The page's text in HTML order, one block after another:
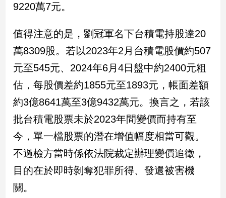
星
流
行/
時
尚
追
生
活
建
築/
室
9220萬7元。
值得注意的是，劉冠軍名下台積電持股達20
萬8309股。若以2023年2月台積電股價約507
元至545元、2024年6月4日盤中約2400元粗
估，每股價差約1855元至1893元，帳面差額
約3億8641萬至3億9432萬元。換言之，若該
批台積電股票未於2023年間變價而持有至
今，單一檔股票的潛在增值幅度相當可觀。
不過檢方當時係依法院裁定辦理變價追徵，
目的在於即時剝奪犯罪所得、發還被害機
關。